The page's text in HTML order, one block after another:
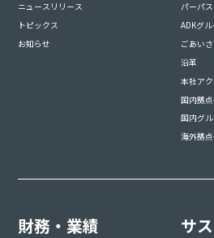
ニュースリリース
トピックス
お知らせ
パーパ
ADKグ
ごあい
沿革
本社アク
国内拠
国内グ
海外拠
財務・業績 サ